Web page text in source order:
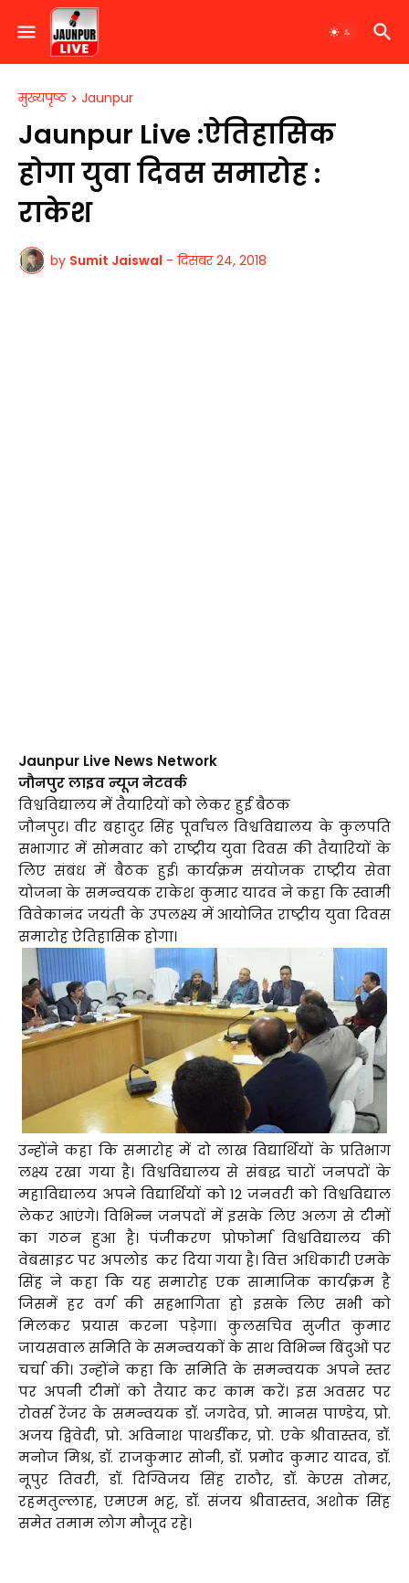
मुख्यपृष्ठ Jaunpur
Jaunpur Live :ऐतिहासिक
होगा युवा दिवस समारोह :
राकेश
by Sumit Jaiswal - दिसंबर 24, 2018
Jaunpur Live News Network
जौनपुर लाइव न्यूज नेटवर्क
विश्वविद्यालय में तैयारियों को लेकर हुई बैठक
जौनपुर। वीर बहादुर सिंह पूर्वांचल विश्वविद्यालय के कुलपति
सभागार में सोमवार को राष्ट्रीय युवा दिवस की तैयारियों के
लिए संबंध में बैठक हुई। कार्यक्रम संयोजक राष्ट्रीय सेवा
योजना के समन्वयक राकेश कुमार यादव ने कहा कि स्वामी
विवेकानंद जयंती के उपलक्ष्य में आयोजित राष्ट्रीय युवा दिवस
समारोह ऐतिहासिक होगा।
उन्होंने कहा कि समारोह में दो लाख विद्यार्थियों के प्रतिभाग
लक्ष्य रखा गया है। विश्वविद्यालय से संबद्ध चारों जनपदों के
महाविद्यालय अपने विद्यार्थियों को 12 जनवरी को विश्वविद्याल
लेकर आएंगे। विभिन्न जनपदों में इसके लिए अलग से टीमों
का गठन हुआ है। पंजीकरण प्रोफोर्मा विश्वविद्यालय की
वेबसाइट पर अपलोड कर दिया गया है। वित्त अधिकारी एमके
सिंह ने कहा कि यह समारोह एक सामाजिक कार्यक्रम है
जिसमें हर वर्ग की सहभागिता हो इसके लिए सभी को
मिलकर प्रयास करना पड़ेगा। कुलसचिव सुजीत कुमार
जायसवाल समिति के समन्वयकों के साथ विभिन्न बिंदुओं पर
चर्चा की। उन्होंने कहा कि समिति के समन्वयक अपने स्तर
पर अपनी टीमों को तैयार कर काम करें। इस अवसर पर
रोवर्स रेंजर के समन्वयक डॉ. जगदेव, प्रो. मानस पाण्डेय, प्रो.
अजय द्विवेदी, प्रो. अविनाश पाथर्डीकर, प्रो. एके श्रीवास्तव, डॉ.
मनोज मिश्र, डॉ. राजकुमार सोनी, डॉ. प्रमोद कुमार यादव, डॉ.
नूपुर तिवरी, डॉ. दिग्विजय सिंह राठौर, डॉ. केएस तोमर,
रहमतुल्लाह, एमएम भट्ट, डॉ. संजय श्रीवास्तव, अशोक सिंह
समेत तमाम लोग मौजूद रहे।